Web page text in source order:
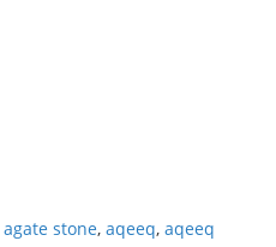
agate stone, aqeeq, aqeeq